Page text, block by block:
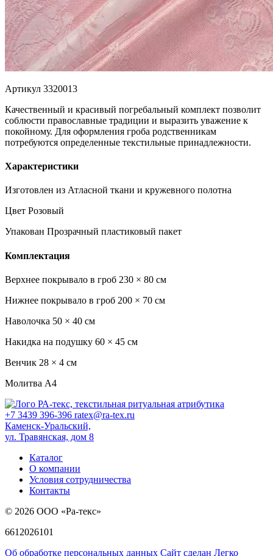
Артикул 3320013
Качественный и красивый погребальный комплект позволит
соблюсти православные традиции и выразить уважение к
покойному. Для оформления гроба родственникам
потребуются определенные текстильные принадлежности.
Характеристики
Изготовлен из Атласной ткани и кружевного полотна
Цвет Розовый
Упакован Прозрачный пластиковый пакет
Комплектация
Верхнее покрывало в гроб 230 × 80 см
Нижнее покрывало в гроб 200 × 70 см
Наволочка 50 × 40 см
Накидка на подушку 60 × 45 см
Венчик 28 × 4 см
Молитва А4
+7 3439 396-396 ratex@ra-tex.ru
Каменск-Уральский,
ул. Травянская, дом 8
Каталог
О компании
Условия сотрудничества
Контакты
© 2026 ООО «Ра-текс»
6612026101
Об обработке персональных данных Сайт сделан Легко